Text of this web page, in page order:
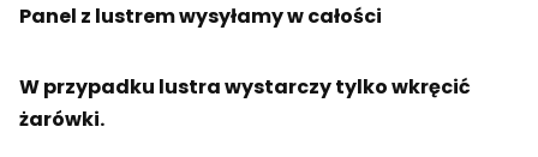
Panel z lustrem wysyłamy w całości
W przypadku lustra wystarczy tylko wkręcić
żarówki.